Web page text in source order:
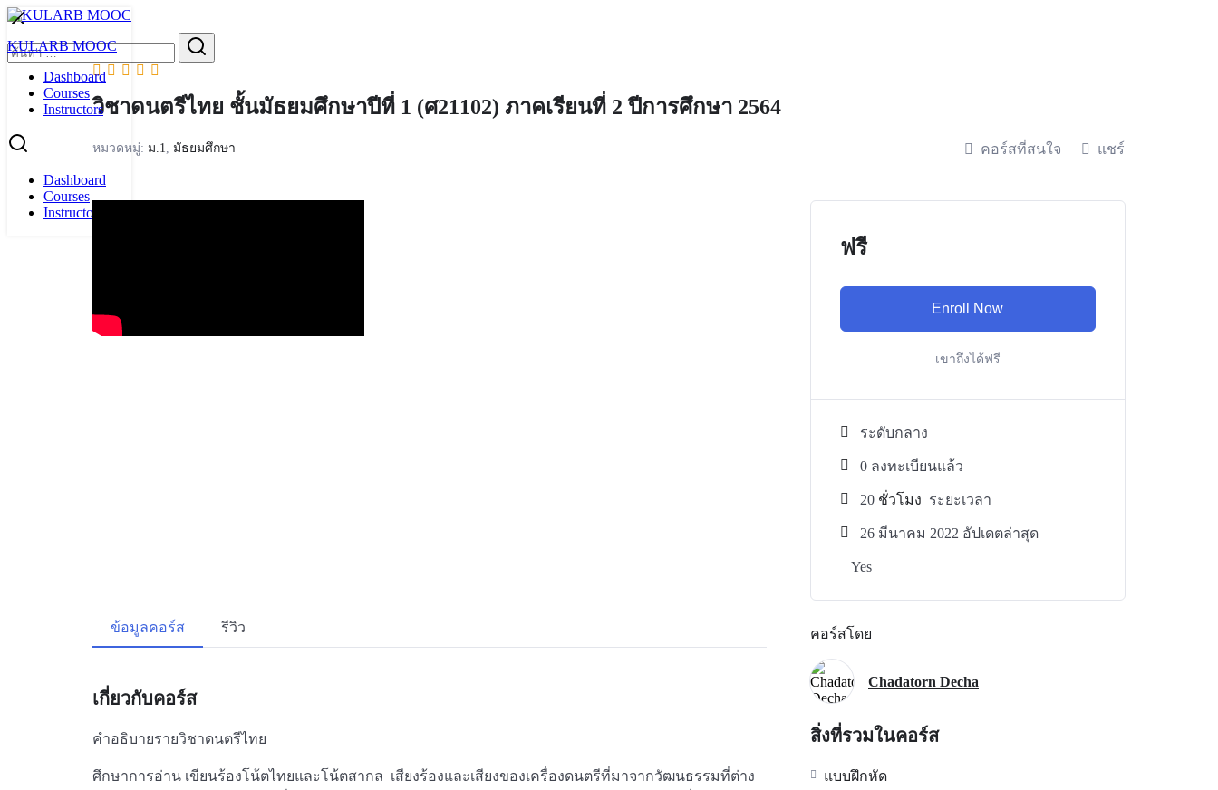
Skip
content
KULARB MOOC
Dashboard
Courses
Instructors
Dashboard
Courses
Instructors
Search
for:
วิชาดนตรีไทย ชั้นมัธยมศึกษาปีที่ 1 (ศ21102) ภาคเรียนที่ 2 ปีการศึกษา 2564
หมวดหมู่: ม.1, มัธยมศึกษา คอร์สที่สนใจ แชร์
ข้อมูลคอร์ส รีวิว
เกี่ยวกับคอร์ส
คำอธิบายรายวิชาดนตรีไทย
ศึกษาการอ่าน เขียนร้องโน้ตไทยและโน้ตสากล เสียงร้องและเสียงของเครื่องดนตรีที่มาจากวัฒนธรรมที่ต่าง
ฟรี
Enroll Now
เขาถึงได้ฟรี
ระดับกลาง
0 ลงทะเบียนแล้ว
20 ชั่วโมง ระยะเวลา
26 มีนาคม 2022 อัปเดตล่าสุด
Yes
คอร์สโดย
Chadatorn Decha
สิ่งที่รวมในคอร์ส
แบบฝึกหัด